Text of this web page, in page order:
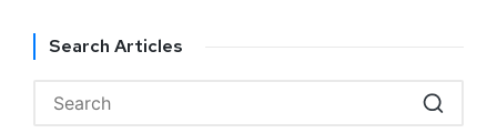
Search Articles